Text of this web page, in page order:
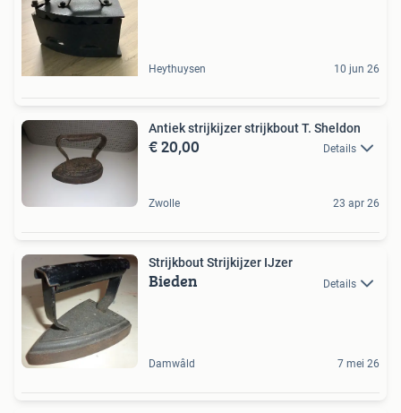
Heythuysen 10 jun 26
Antiek strijkijzer strijkbout T. Sheldon
€ 20,00 Details
Zwolle 23 apr 26
Strijkbout Strijkijzer IJzer
Bieden Details
Damwâld 7 mei 26